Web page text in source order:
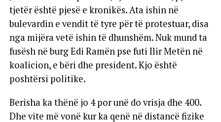
tjetër është pjesë e kronikës. Ata ishin në
bulevardin e vendit të tyre për të protestuar, disa
nga mijëra vetë ishin të dhunshëm. Nuk mund ta
fusësh në burg Edi Ramën pse futi Ilir Metën në
koalicion, e bëri dhe president. Kjo është
poshtërsi politike.
Berisha ka thënë jo 4 por unë do vrisja dhe 400.
Dhe vite më vonë kur ka qenë në distancë fizike